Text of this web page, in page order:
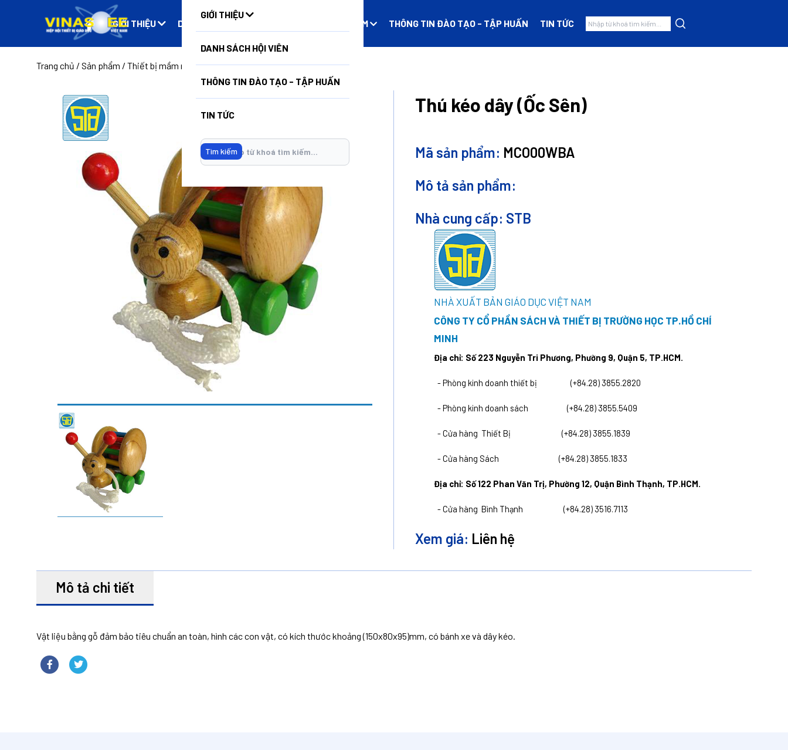
GIỚI THIỆU DANH SÁCH HỘI VIÊN DANH MỤC SẢN PHẨM THÔNG TIN ĐÀO TẠO - TẬP HUẤN TIN TỨC
GIỚI THIỆU
DANH SÁCH HỘI VIÊN
THÔNG TIN ĐÀO TẠO - TẬP HUẤN
TIN TỨC
Tìm kiếm
Trang chủ / Sản phẩm / Thiết bị mầm non /Thú kéo dây (Ốc Sên)
Thú kéo dây (Ốc Sên)
Mã sản phẩm: MCO00WBA
Mô tả sản phẩm:
Nhà cung cấp: STB
NHÀ XUẤT BẢN GIÁO DỤC VIỆT NAM
CÔNG TY CỔ PHẦN SÁCH VÀ THIẾT BỊ TRƯỜNG HỌC TP.HỒ CHÍ
MINH
Địa chỉ: Số 223 Nguyễn Tri Phương, Phường 9, Quận 5, TP.HCM.
- Phòng kinh doanh thiết bị (+84.28) 3855.2820
- Phòng kinh doanh sách (+84.28) 3855.5409
- Cửa hàng Thiết Bị (+84.28) 3855.1839
- Cửa hàng Sách (+84.28) 3855.1833
Địa chỉ: Số 122 Phan Văn Trị, Phường 12, Quận Bình Thạnh, TP.HCM.
- Cửa hàng Bình Thạnh (+84.28) 3516.7113
Xem giá: Liên hệ
Mô tả chi tiết
Vật liệu bằng gỗ đảm bảo tiêu chuẩn an toàn, hình các con vật, có kích thước khoảng (150x80x95)mm, có bánh xe và dây kéo.